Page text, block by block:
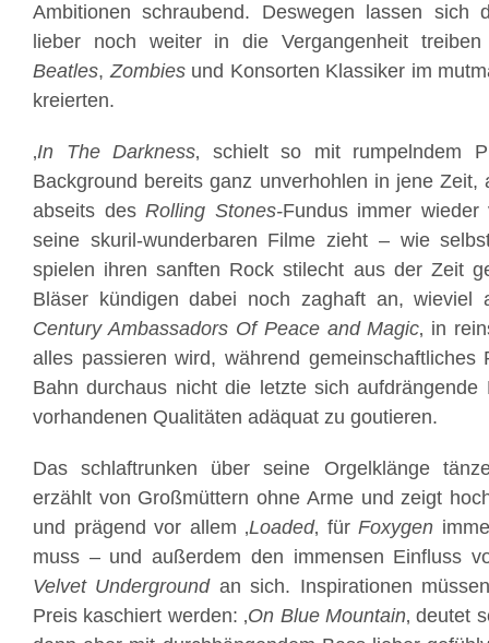
Ambitionen schraubend. Deswegen lassen sich
lieber noch weiter in die Vergangenheit
Beatles,Zombiesund Konsorten Klassiker im
kreierten.
‚In The Darkness‚ schielt so mit rumpelndem
Background bereits ganz unverhohlen in jene Zeit,
abseits des Rolling Stones-Fundus immer wieder
seine skuril-wunderbaren Filme zieht – wie
spielen ihren sanften Rock stilecht aus der Zeit
Bläser kündigen dabei noch zaghaft an, wieviel
Century Ambassadors Of Peace and Magic‚ in
alles passieren wird, während gemeinschaftliches
Bahn durchaus nicht die letzte sich
vorhandenen Qualitäten adäquat zu goutieren.
Das schlaftrunken über seine Orgelklänge
erzählt von Großmüttern ohne Arme und zeigt
und prägend vor allem ‚Loaded‚ für Foxygen
muss – und außerdem den immensen Einfluss
Velvet Undergroundan sich. Inspirationen
Preis kaschiert werden: ‚On Blue Mountain‚ deutet